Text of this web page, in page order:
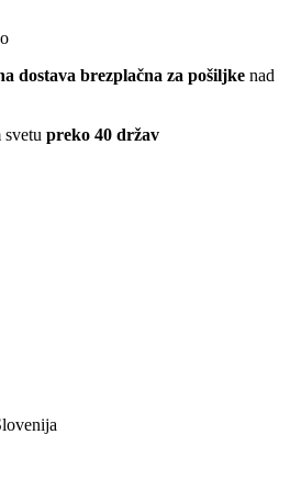
dostava brezplačna za pošiljke nad
preko 40 držav